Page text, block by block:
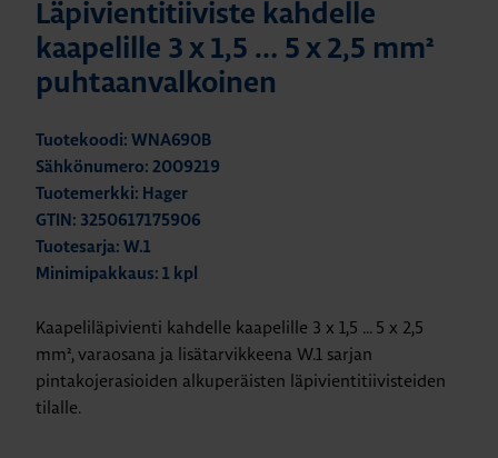
Läpivientitiiviste kahdelle
kaapelille 3 x 1,5 … 5 x 2,5 mm²
puhtaanvalkoinen
Tuotekoodi: WNA690B
Sähkönumero: 2009219
Tuotemerkki: Hager
GTIN: 3250617175906
Tuotesarja: W.1
Minimipakkaus: 1 kpl
Kaapeliläpivienti kahdelle kaapelille 3 x 1,5 ... 5 x 2,5
mm², varaosana ja lisätarvikkeena W.1 sarjan
pintakojerasioiden alkuperäisten läpivientitiivisteiden
tilalle.